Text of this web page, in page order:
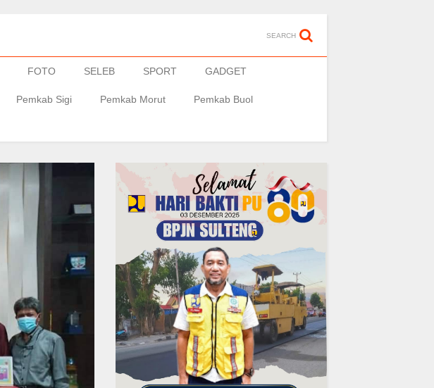
SEARCH
FOTO SELEB SPORT GADGET
Pemkab Sigi Pemkab Morut Pemkab Buol